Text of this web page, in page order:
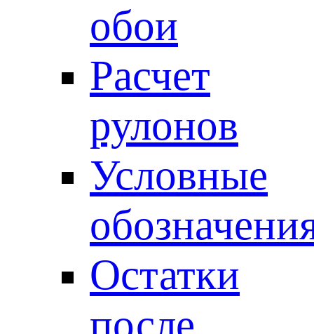
обои
Расчет
рулонов
Условные
Остатки
после